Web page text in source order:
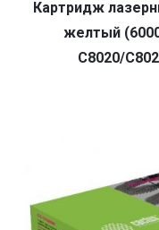
Картридж
желтый
C8020/